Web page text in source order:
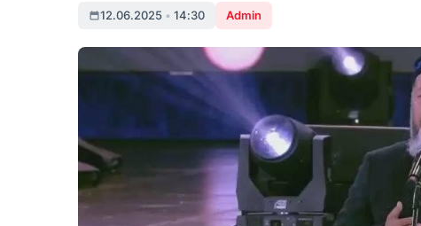
12.06.2025 • 14:30 Admin